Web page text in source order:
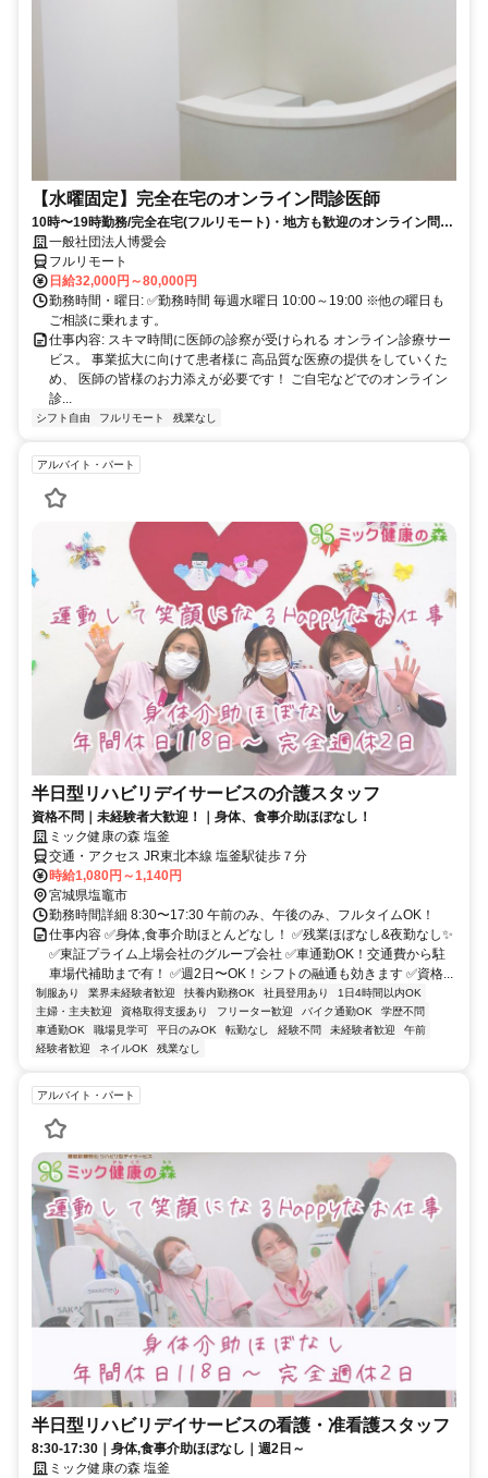
【水曜固定】完全在宅のオンライン問診医師
10時〜19時勤務/完全在宅(フルリモート)・地方も歓迎のオンライン問診
業務一般社団法人博愛会
フルリモート
日給32,000円～80,000円
勤務時間・曜日: ✅勤務時間 毎週水曜日 10:00～19:00 ※他の曜日も
ご相談に乗れます。
仕事内容: スキマ時間に医師の診察が受けられる オンライン診療サー
ビス。 事業拡大に向けて患者様に 高品質な医療の提供をしていくた
め、 医師の皆様のお力添えが必要です！ ご自宅などでのオンライン
診...
シフト自由 フルリモート 残業なし
アルバイト・パート
半日型リハビリデイサービスの介護スタッフ
資格不問｜未経験者大歓迎！｜身体、食事介助ほぼなし！
ミック健康の森 塩釜
交通・アクセス JR東北本線 塩釜駅徒歩７分
時給1,080円～1,140円
宮城県塩竈市
勤務時間詳細 8:30〜17:30 午前のみ、午後のみ、フルタイムOK！
仕事内容 ✅身体,食事介助ほとんどなし！ ✅残業ほぼなし&夜勤なし✨
✅東証プライム上場会社のグループ会社 ✅車通勤OK！交通費から駐
車場代補助まで有！ ✅週2日〜OK！シフトの融通も効きます ✅資格...
制服あり 業界未経験者歓迎 扶養内勤務OK 社員登用あり
1日4時間以内OK
主婦・主夫歓迎
資格取得支援あり フリーター歓迎 バイク通勤OK
学歴不問
車通勤OK
職場見学可 平日のみOK 転勤なし 経験不問 未経験者歓迎
午前
経験者歓迎
ネイルOK 残業なし
アルバイト・パート
半日型リハビリデイサービスの看護・准看護スタッフ
8:30-17:30｜身体,食事介助ほぼなし｜週2日～
ミック健康の森 塩釜